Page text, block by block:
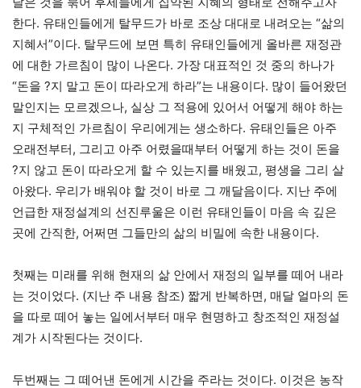
한다. 유태인들에게 탈무드가 바로 조상 대대로 내려오는 “삶의
지혜서”이다. 탈무드에 보면 특히 유태인들에게 올바른 재정관
에 대한 가르침이 많이 나온다. 가장 대표적인 것 중의 하나가
“돈을 ?지 말고 돈이 따라오게 하라”는 내용이다. 많이 들어왔던
말인지는 모르겠으나, 실상 그 적용에 있어서 어떻게 해야 하는
지 구체적인 가르침이 우리에게는 생소하다. 유태인들은 아주
오래전부터, 그리고 아주 어렸을때부터 어떻게 하는 것이 돈을
?지 않고 돈이 따라오게 할 수 있는지를 배웠고, 평생을 그리 살
아왔다. 우리가 배워야 할 것이 바로 그 깨달음이다. 지난 주에
언급한 재정설계의 선진루울은 이런 유태인들이 마음 속 깊은
곳에 간직한, 어쩌면 그들만의 삶의 비밀에 속한 내용이다.
첫째는 미래를 위해 현재의 삶 안에서 재정의 일부를 떼어 내라
는 것이었다. (지난 주 내용 참조) 짧게 반복하면, 매달 얼마의 돈
을 따로 떼어 놓는 일에서부터 매우 현명하고 창조적인 재정설
계가 시작된다는 것이다.
두번째는 그 떼어낸 돈에게 시간을 주라는 것이다. 이것은 농작